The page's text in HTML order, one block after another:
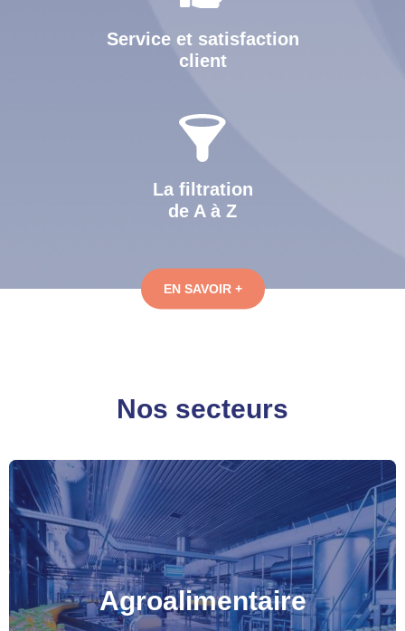
Service et satisfaction
client
La filtration
de A à Z
EN SAVOIR +
Nos secteurs
Agroalimentaire